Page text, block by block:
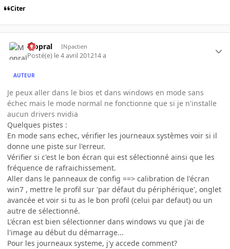
Citer
Mopral INpactien
Posté(e) le 4 avril 201214 a
AUTEUR
Je peux aller dans le bios et dans windows en mode sans
échec mais le mode normal ne fonctionne que si je n'installe
aucun drivers nvidia
Quelques pistes :
En mode sans echec, vérifier les journeaux systèmes voir si il
donne une piste sur l'erreur.
Vérifier si c'est le bon écran qui est sélectionné ainsi que les
fréquence de rafraichissement.
Aller dans le panneaux de config ==> calibration de l'écran
win7 , mettre le profil sur 'par défaut du périphérique', onglet
avancée et voir si tu as le bon profil (celui par defaut) ou un
autre de sélectionné.
L'écran est bien sélectionner dans windows vu que j'ai de
l'image au début du démarrage...
Pour les journeaux systeme, j'y accede comment?